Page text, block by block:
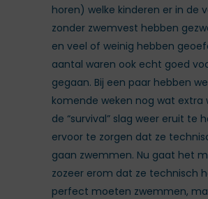
horen) welke kinderen er in de
zonder zwemvest hebben
en veel of weinig hebben
aantal waren ook echt goed
gegaan. Bij een paar hebben
komende weken nog wat extra
de “survival” slag weer eruit te
ervoor te zorgen dat ze
gaan zwemmen. Nu gaat het
zozeer erom dat ze technisch
perfect moeten zwemmen,